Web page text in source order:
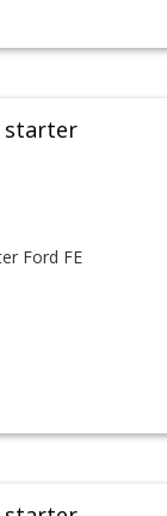
starter
Ford FE